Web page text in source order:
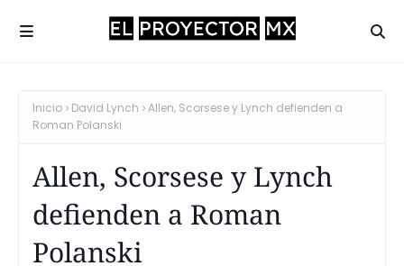
Inicio David Lynch
Allen, Scorsese y Lynch defienden a
Roman Polanski
Allen, Scorsese y Lynch
defienden a Roman
Polanski